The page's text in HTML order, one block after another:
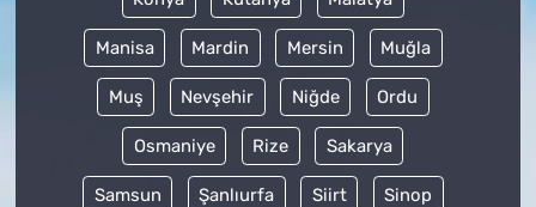
Manisa Mardin Mersin Muğla
Muş Nevşehir Niğde Ordu
Osmaniye Rize Sakarya
Samsun Şanlıurfa Siirt Sinop